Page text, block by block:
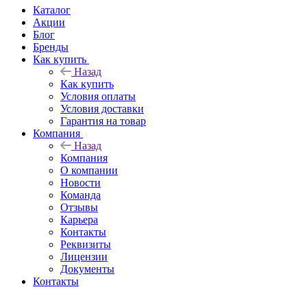
Каталог
Акции
Блог
Бренды
Как купить
Назад
Как купить
Условия оплаты
Условия доставки
Гарантия на товар
Компания
Назад
Компания
О компании
Новости
Команда
Отзывы
Карьера
Контакты
Реквизиты
Лицензии
Документы
Контакты